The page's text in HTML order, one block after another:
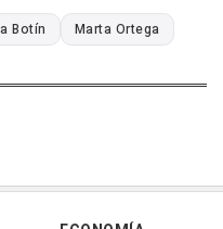
Botín Marta Ortega